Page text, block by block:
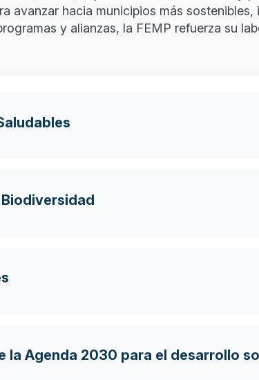
avanzar hacia municipios más
y alianzas, la FEMP refuerza su
la Agenda 2030 para el desarrollo